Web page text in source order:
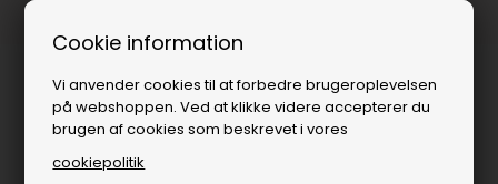
Cookie information
Vi anvender cookies til at forbedre brugeroplevelsen
på webshoppen. Ved at klikke videre accepterer du
brugen af cookies som beskrevet i vores
cookiepolitik